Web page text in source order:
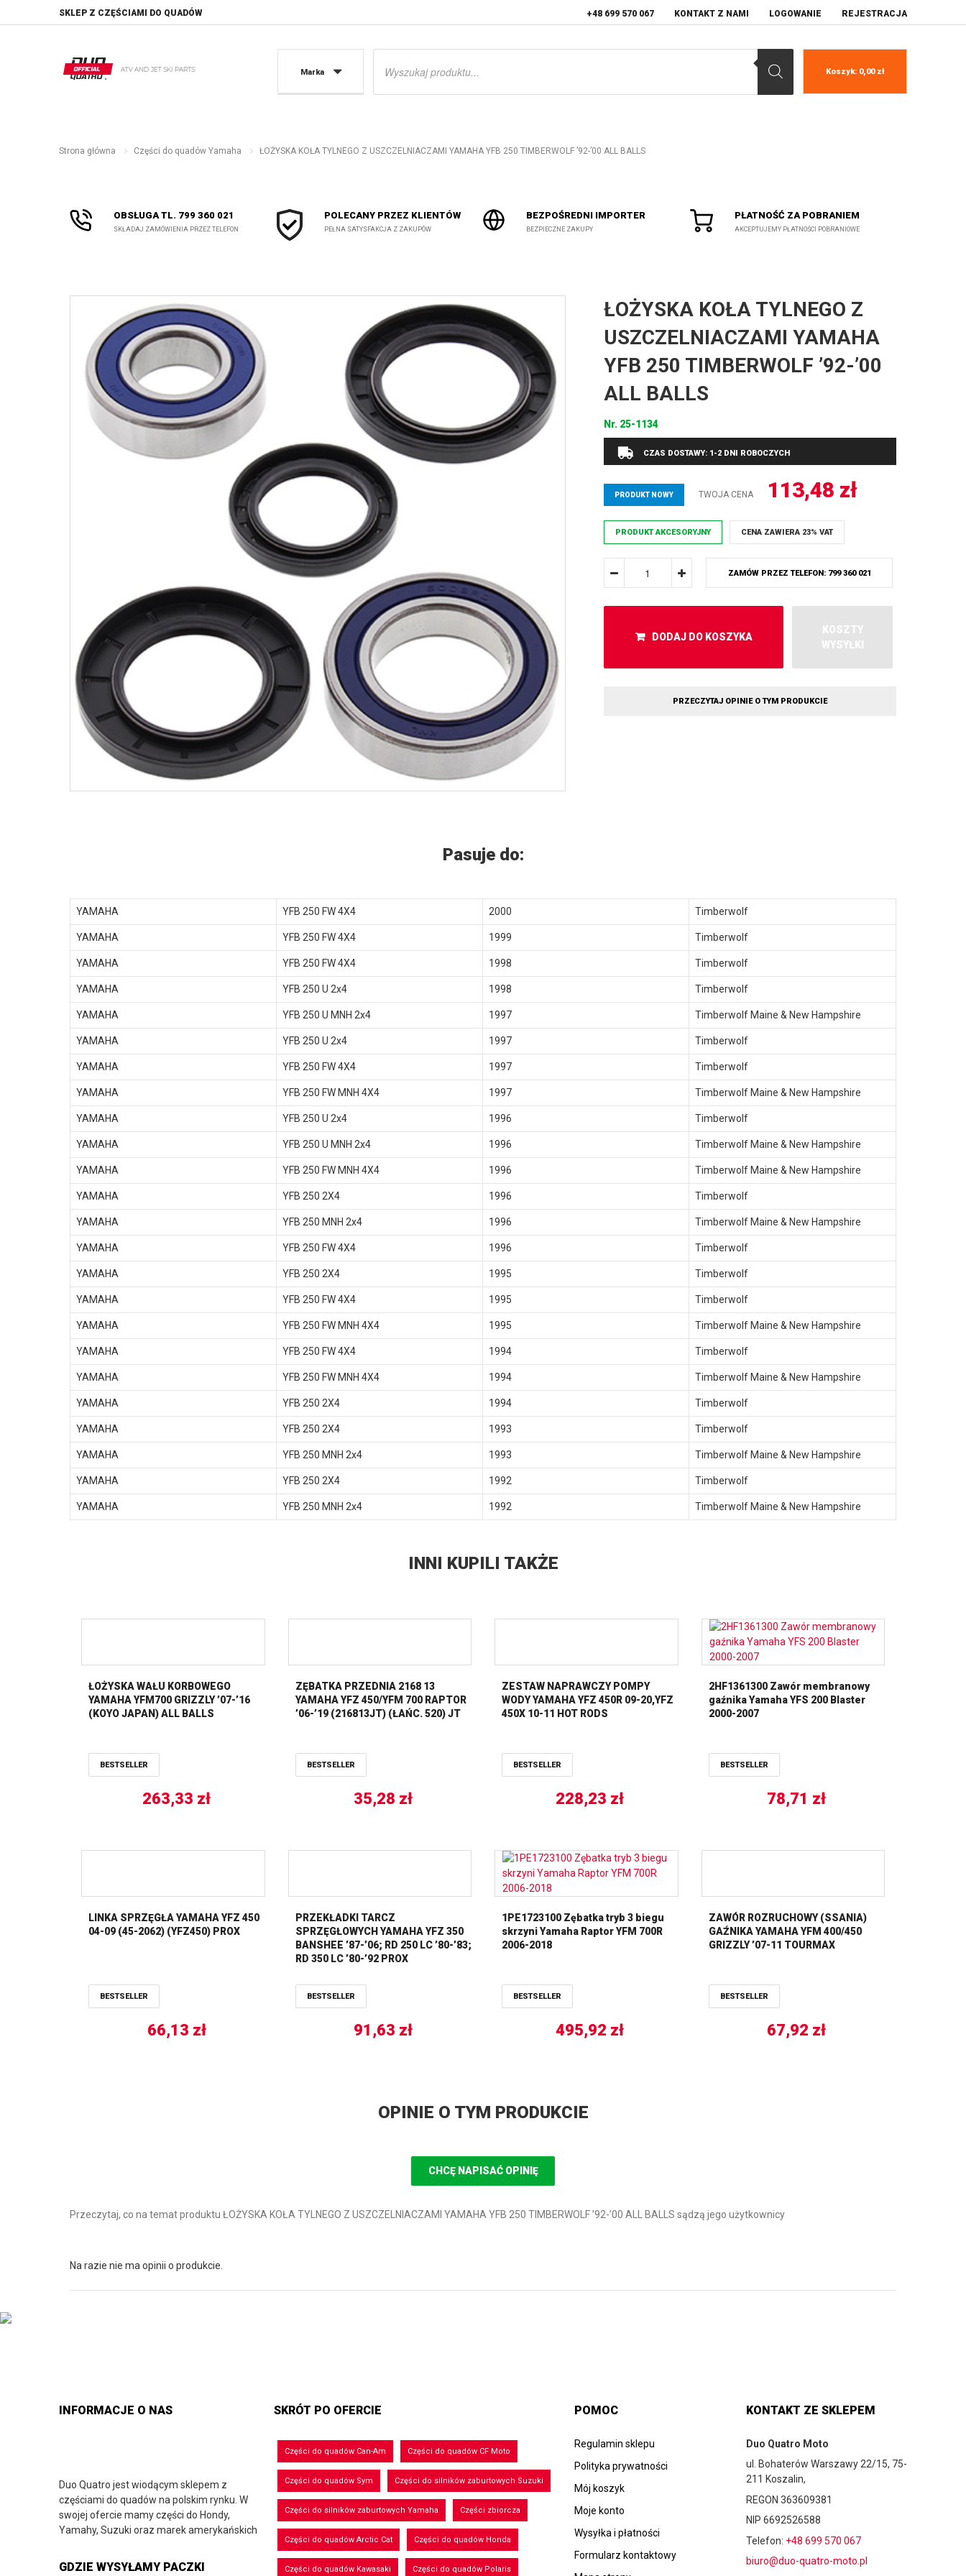
SKLEP Z CZĘŚCIAMI DO QUADÓW +48 699 570 067 KONTAKT Z NAMI LOGOWANIE REJESTRACJA
Marka
Wyszukiwarka
Koszyk: 0,00 zł
Strona główna Części do quadów Yamaha ŁOŻYSKA KOŁA TYLNEGO Z USZCZELNIACZAMI YAMAHA YFB 250 TIMBERWOLF ’92-’00 ALL BALLS
OBSŁUGA TL. 799 360 021
SKŁADAJ ZAMÓWIENIA PRZEZ TELEFON
POLECANY PRZEZ KLIENTÓW
PEŁNA SATYSFAKCJA Z ZAKUPÓW
BEZPOŚREDNI IMPORTER
BEZPIECZNE ZAKUPY
PŁATNOŚĆ ZA POBRANIEM
AKCEPTUJEMY PŁATNOŚCI POBRANIOWE
ŁOŻYSKA KOŁA TYLNEGO Z
USZCZELNIACZAMI YAMAHA
YFB 250 TIMBERWOLF ’92-’00
ALL BALLS
Nr. 25-1134
CZAS DOSTAWY: 1-2 DNI ROBOCZYCH
PRODUKT NOWY TWOJA CENA 113,48 zł
PRODUKT AKCESORYJNY CENA ZAWIERA 23% VAT
ZAMÓW PRZEZ TELEFON: 799 360 021
DODAJ DO KOSZYKA
KOSZTY
WYSYŁKI
PRZECZYTAJ OPINIE O TYM PRODUKCIE
Pasuje do:
YAMAHA YFB 250 FW 4X4 2000 Timberwolf
YAMAHA YFB 250 FW 4X4 1999 Timberwolf
YAMAHA YFB 250 FW 4X4 1998 Timberwolf
YAMAHA YFB 250 U 2x4 1998 Timberwolf
YAMAHA YFB 250 U MNH 2x4 1997 Timberwolf Maine & New Hampshire
YAMAHA YFB 250 U 2x4 1997 Timberwolf
YAMAHA YFB 250 FW 4X4 1997 Timberwolf
YAMAHA YFB 250 FW MNH 4X4 1997 Timberwolf Maine & New Hampshire
YAMAHA YFB 250 U 2x4 1996 Timberwolf
YAMAHA YFB 250 U MNH 2x4 1996 Timberwolf Maine & New Hampshire
YAMAHA YFB 250 FW MNH 4X4 1996 Timberwolf Maine & New Hampshire
YAMAHA YFB 250 2X4 1996 Timberwolf
YAMAHA YFB 250 MNH 2x4 1996 Timberwolf Maine & New Hampshire
YAMAHA YFB 250 FW 4X4 1996 Timberwolf
YAMAHA YFB 250 2X4 1995 Timberwolf
YAMAHA YFB 250 FW 4X4 1995 Timberwolf
YAMAHA YFB 250 FW MNH 4X4 1995 Timberwolf Maine & New Hampshire
YAMAHA YFB 250 FW 4X4 1994 Timberwolf
YAMAHA YFB 250 FW MNH 4X4 1994 Timberwolf Maine & New Hampshire
YAMAHA YFB 250 2X4 1994 Timberwolf
YAMAHA YFB 250 2X4 1993 Timberwolf
YAMAHA YFB 250 MNH 2x4 1993 Timberwolf Maine & New Hampshire
YAMAHA YFB 250 2X4 1992 Timberwolf
YAMAHA YFB 250 MNH 2x4 1992 Timberwolf Maine & New Hampshire
INNI KUPILI TAKŻE
ŁOŻYSKA WAŁU KORBOWEGO
YAMAHA YFM700 GRIZZLY ’07-’16
(KOYO JAPAN) ALL BALLS
BESTSELLER
263,33 zł
ZĘBATKA PRZEDNIA 2168 13
YAMAHA YFZ 450/YFM 700 RAPTOR
’06-’19 (216813JT) (ŁAŃC. 520) JT
BESTSELLER
35,28 zł
ZESTAW NAPRAWCZY POMPY
WODY YAMAHA YFZ 450R 09-20,YFZ
450X 10-11 HOT RODS
BESTSELLER
228,23 zł
2HF1361300 Zawór membranowy
gaźnika Yamaha YFS 200 Blaster
2000-2007
BESTSELLER
78,71 zł
LINKA SPRZĘGŁA YAMAHA YFZ 450
04-09 (45-2062) (YFZ450) PROX
BESTSELLER
66,13 zł
PRZEKŁADKI TARCZ
SPRZĘGŁOWYCH YAMAHA YFZ 350
BANSHEE ’87-’06; RD 250 LC ’80-’83;
RD 350 LC ’80-’92 PROX
BESTSELLER
91,63 zł
1PE1723100 Zębatka tryb 3 biegu
skrzyni Yamaha Raptor YFM 700R
2006-2018
BESTSELLER
495,92 zł
ZAWÓR ROZRUCHOWY (SSANIA)
GAŹNIKA YAMAHA YFM 400/450
GRIZZLY ’07-11 TOURMAX
BESTSELLER
67,92 zł
OPINIE O TYM PRODUKCIE
CHCĘ NAPISAĆ OPINIĘ
Przeczytaj, co na temat produktu ŁOŻYSKA KOŁA TYLNEGO Z USZCZELNIACZAMI YAMAHA YFB 250 TIMBERWOLF ’92-’00 ALL BALLS sądzą jego użytkownicy
Na razie nie ma opinii o produkcie.
INFORMACJE O NAS
Duo Quatro jest wiodącym sklepem z
częściami do quadów na polskim rynku. W
swojej ofercie mamy części do Hondy,
Yamahy, Suzuki oraz marek amerykańskich
GDZIE WYSYŁAMY PACZKI
SKRÓT PO OFERCIE
Części do quadów Can-Am Części do quadów CF Moto
Części do quadów Sym Części do silników zaburtowych Suzuki
Części do silników zaburtowych Yamaha Części zbiorcza
Części do quadów Arctic Cat Części do quadów Honda
Części do quadów Kawasaki Części do quadów Polaris
POMOC
Regulamin sklepu
Polityka prywatności
Mój koszyk
Moje konto
Wysyłka i płatności
Formularz kontaktowy
KONTAKT ZE SKLEPEM
Duo Quatro Moto
ul. Bohaterów Warszawy 22/15, 75-
211 Koszalin,
REGON 363609381
NIP 6692526588
Telefon: +48 699 570 067
biuro@duo-quatro-moto.pl